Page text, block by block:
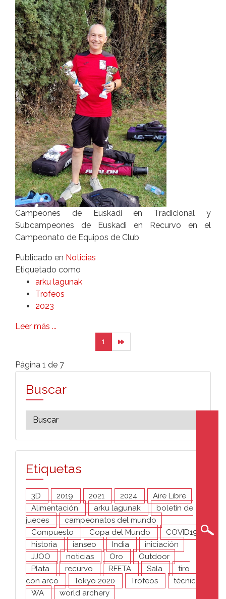
Campeones de Euskadi en Tradicional y
Subcampeones de Euskadi en Recurvo en el
Campeonato de Equipos de Club
Publicado en Noticias
Etiquetado como
arku lagunak
Trofeos
2023
Leer más ...
1
Página 1 de 7
Buscar
Etiquetas
3D 2019 2021 2024
Aire Libre
Alimentación
arku lagunak
boletín de
jueces
campeonatos del mundo
Compuesto
Copa del Mundo
COVID19
historia
ianseo India
iniciación
JJOO
noticias Oro
Outdoor
Plata
recurvo RFETA Sala
tiro
con arco
Tokyo 2020 Trofeos
técnica
WA
world archery